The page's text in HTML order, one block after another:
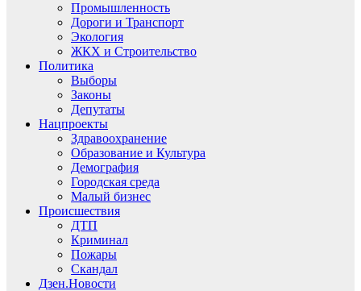
Промышленность
Дороги и Транспорт
Экология
ЖКХ и Строительство
Политика
Выборы
Законы
Депутаты
Нацпроекты
Здравоохранение
Образование и Культура
Демография
Городская среда
Малый бизнес
Происшествия
ДТП
Криминал
Пожары
Скандал
Дзен.Новости